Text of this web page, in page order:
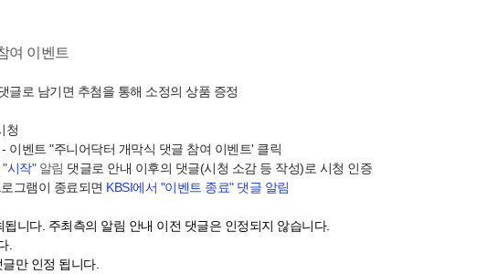
여 이벤트
글로 남기면 추첨을 통해 소정의 상품 증정
청
"주니어닥터 개막식 댓글 참여 이벤트' 클릭
"시작" 알림 댓글로 안내 이후의 댓글(시청 소감 등 작성)로 시청 인증
램이 종료되면 KBSI에서 "이벤트 종료" 댓글 알림
니다. 주최측의 알림 안내 이전 댓글은 인정되지 않습니다.
.
만 인정 됩니다.